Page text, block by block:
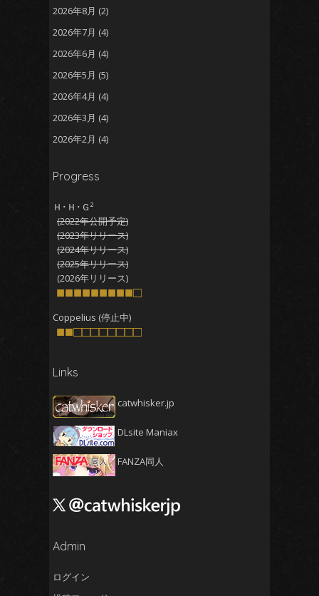
ひととお
そそう
なじ
2026年8月 (2)
2026年7月 (4)
2026年6月 (4)
2026年5月 (5)
2026年4月 (4)
2026年3月 (4)
2026年2月 (4)
2025年12月
2025年11月
2025年10月(4)
2025年9月 (4)
2025年8月(5)
2025年7月(4)
(4)
2025年5月(5)
2025年3月
2025年2月(4)
2025年1月(5)
2024年12月(5)
2024年11月(5)
2024年9月(4)
2024年7月
Progress
Ｈ･Ｈ･Ｇ²
(2022年公開予定)
(2023年リリース)
(2024年リリース)
(2025年リリース)
(2026年リリース)
■■■■■■■■■□
Coppelius (停止中)
■■□□□□□□□□
Links
catwhisker.jp
DLsite Maniax
FANZA同人
Admin
ログイン